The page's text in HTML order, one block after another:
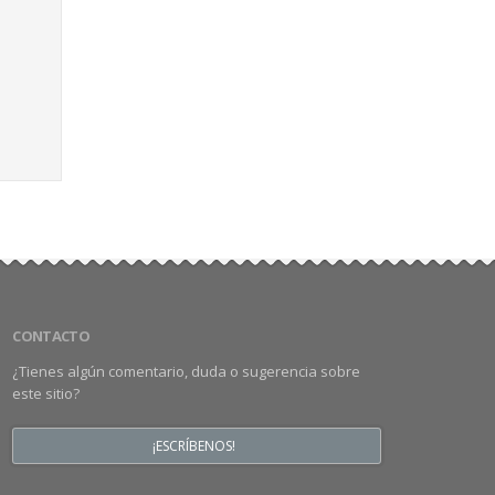
CONTACTO
¿Tienes algún comentario, duda o sugerencia sobre
este sitio?
¡ESCRÍBENOS!